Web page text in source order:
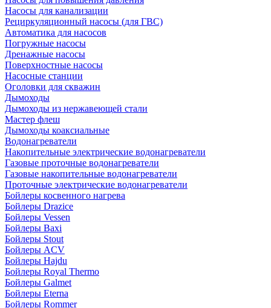
Насосы для канализации
Рециркуляционный насосы (для ГВС)
Автоматика для насосов
Погружные насосы
Дренажные насосы
Поверхностные насосы
Насосные станции
Оголовки для скважин
Дымоходы
Дымоходы из нержавеющей стали
Мастер флеш
Дымоходы коаксиальные
Водонагреватели
Накопительные электрические водонагреватели
Газовые проточные водонагреватели
Газовые накопительные водонагреватели
Проточные электрические водонагреватели
Бойлеры косвенного нагрева
Бойлеры Drazice
Бойлеры Vessen
Бойлеры Baxi
Бойлеры Stout
Бойлеры ACV
Бойлеры Hajdu
Бойлеры Royal Thermo
Бойлеры Galmet
Бойлеры Eterna
Бойлеры Rommer